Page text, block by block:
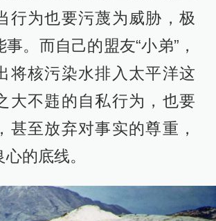
行为也要污蔑为威胁，极
。而自己的盟友“小弟”，
将核污染水排入太平洋这
大不韪的自私行为，也要
甚至放弃对事实的尊重，
的底线。